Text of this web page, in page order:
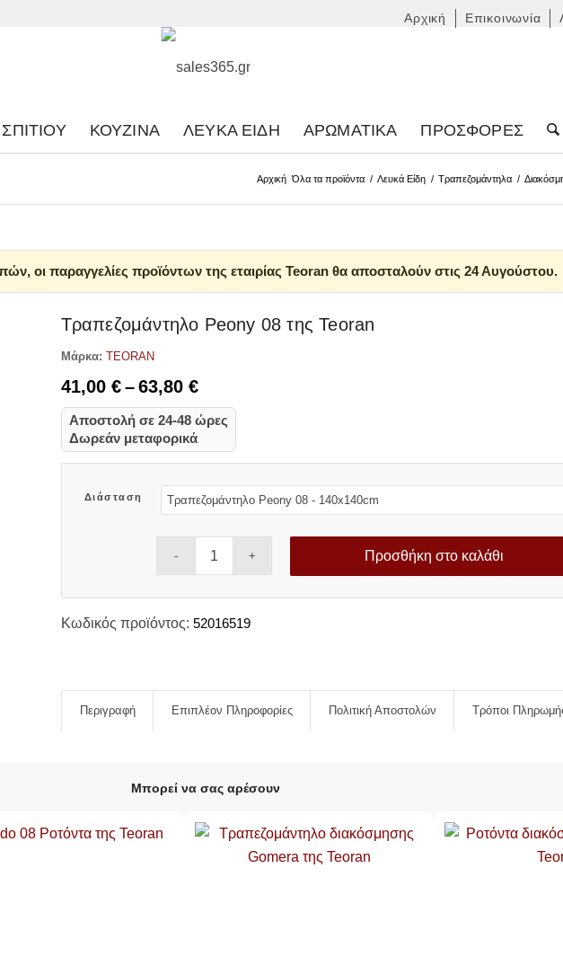
Αρχική Επικοινωνία
ΚΟΥΖΊΝΑ ΛΕΥΚΆ ΕΊΔΗ ΑΡΩΜΑΤΙΚΆ ΠΡΟΣΦΟΡΈΣ
Αρχική Όλα τα προϊόντα / Λευκά Είδη / Τραπεζομάντηλα /
οι παραγγελίες προϊόντων της εταιρίας Teoran θα αποσταλούν στις 24 Αυγούστου.
Τραπεζομάντηλο Peony 08 της Teoran
Μάρκα: TEORAN
41,00 € – 63,80 €Price
range:
41,00 €
through
Αποστολή σε 24-48 ώρες
Δωρεάν μεταφορικά
Διάσταση
Προσθήκη στο καλάθι
Κωδικός προϊόντος: 52016519
Περιγραφή Επιπλέον Πληροφορίες Πολιτική Αποστολών Τρόποι
Μπορεί να σας αρέσουν